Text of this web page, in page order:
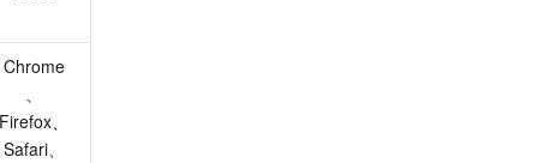
Chrome
、
Firefox、
Safari、